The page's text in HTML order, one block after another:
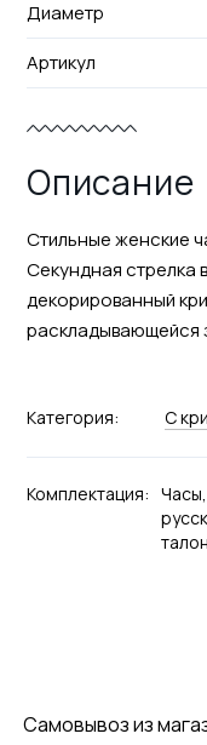
Диаметр
Артикул
Описание
Стильные женские
Секундная стрелка
декорированный
раскладывающейся
Категория: С
Комплектация:
талон.
Самовывоз из